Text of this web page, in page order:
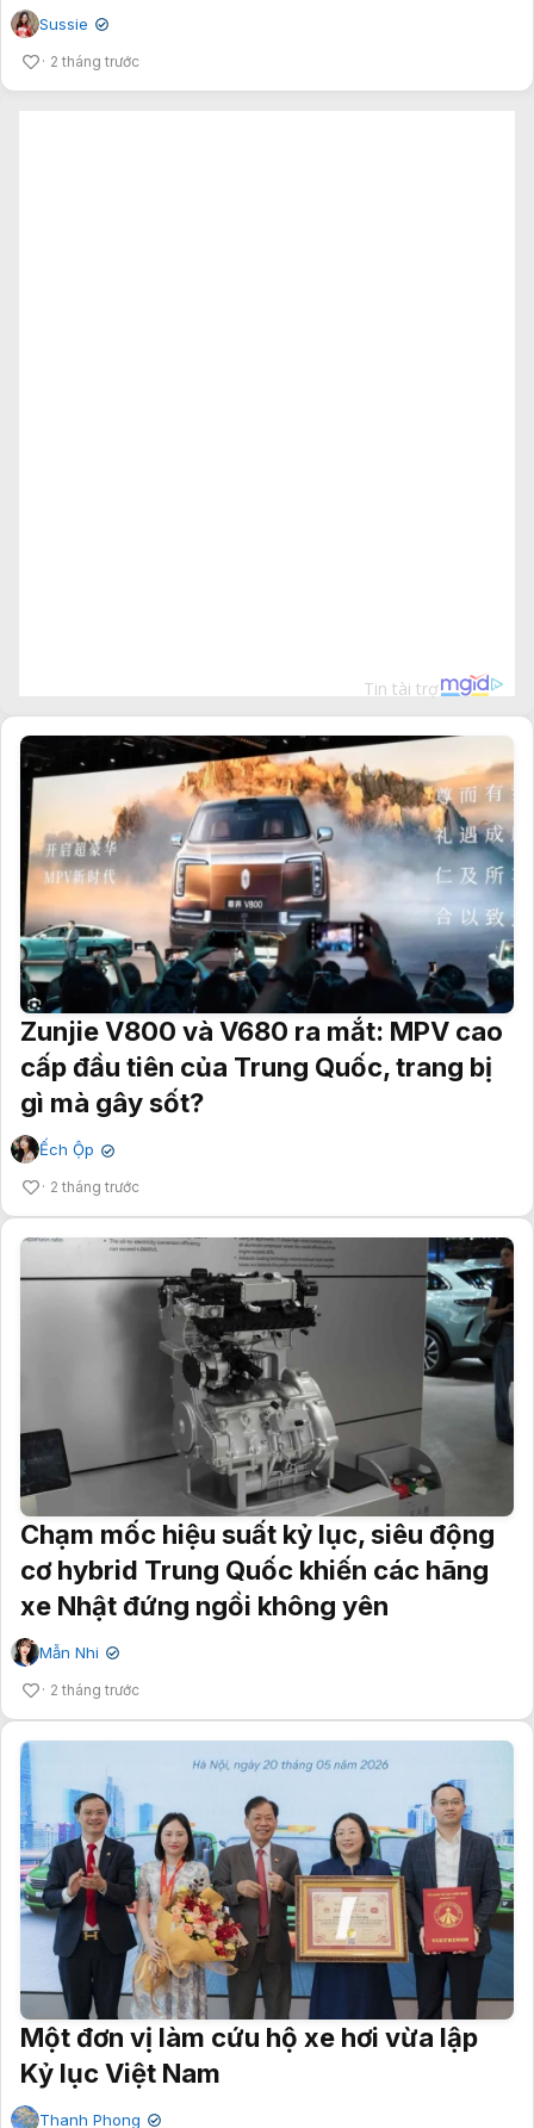
Sussie ✔
2 tháng trước
Zunjie V800 và V680 ra mắt: MPV cao
cấp đầu tiên của Trung Quốc, trang bị
gì mà gây sốt?
Ếch Ộp ✔
2 tháng trước
Chạm mốc hiệu suất kỷ lục, siêu động
cơ hybrid Trung Quốc khiến các hãng
xe Nhật đứng ngồi không yên
Mẫn Nhi ✔
2 tháng trước
Một đơn vị làm cứu hộ xe hơi vừa lập
Kỷ lục Việt Nam
Thanh Phong ✔